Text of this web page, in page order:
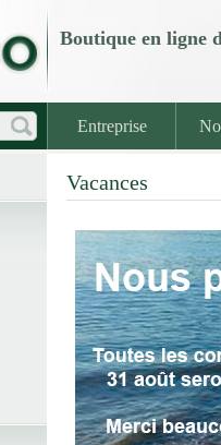
Boutique en
Entreprise
Vacances